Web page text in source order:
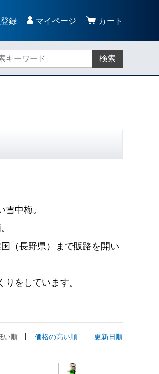
録 マイページ カート
検索
中梅。
（長野県）まで販路を開い
をしています。
い順 価格の高い順 更新日順